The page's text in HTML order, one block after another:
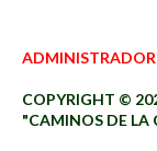
COPYRIGHT ©
"CAMINOS DE